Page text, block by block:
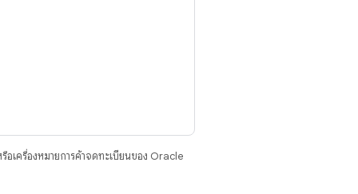
อเครื่องหมายการค้าจดทะเบียนของ Oracle